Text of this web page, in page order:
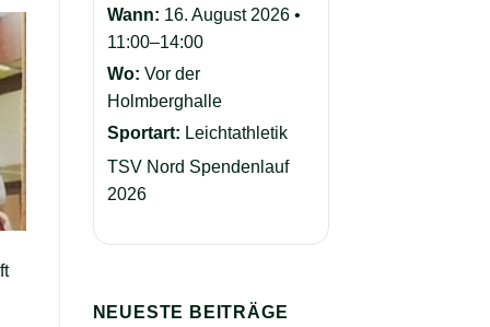
Wann: 16. August 2026 •
11:00–14:00
Wo: Vor der
Holmberghalle
Sportart: Leichtathletik
TSV Nord Spendenlauf
2026
NEUESTE BEITRÄGE